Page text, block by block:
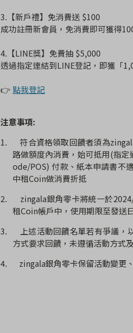
3.【新戶禮】免消費送 $100
成功註冊新會員，免消費即可獲得
4.【LINE獎】免費抽 $5,000
透過指定連結到LINE登記，即獲「
👉 點我登記
注意事項:
1.
符合資格領取回饋者須為
路做額度內消費，始可抵用(指定
ode/POS) 付款、紙本申請書不
中租Coin做消費折抵
2.
zingala銀角零卡將統一於
租Coin帳戶中，使用期限至發送
3.
上述活動回饋名單若有爭議，
方式要求回饋，未遵循活動方式
4.
zingala銀角零卡保留活動變更